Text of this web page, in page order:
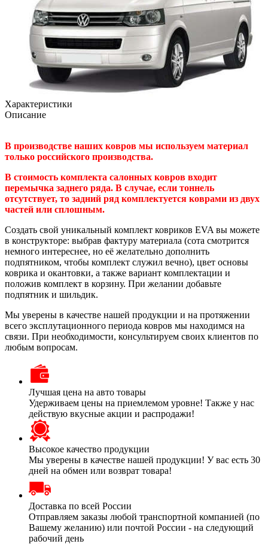
Характеристики
Описание
В производстве наших ковров мы используем материал
только российского производства.
В стоимость комплекта салонных ковров входит
перемычка заднего ряда. В случае, если тоннель
отсутствует, то задний ряд комплектуется коврами из двух
частей или сплошным.
Создать свой уникальный комплект ковриков EVA вы можете
в конструкторе: выбрав фактуру материала (сота смотрится
немного интереснее, но её желательно дополнить
подпятником, чтобы комплект служил вечно), цвет основы
коврика и окантовки, а также вариант комплектации и
положив комплект в корзину. При желании добавьте
подпятник и шильдик.
Мы уверены в качестве нашей продукции и на протяжении
всего эксплутационного периода ковров мы находимся на
связи. При необходимости, консультируем своих клиентов по
любым вопросам.
Лучшая цена на авто товары
Удерживаем цены на приемлемом уровне! Также у нас
действую вкусные акции и распродажи!
Высокое качество продукции
Мы уверены в качестве нашей продукции! У вас есть 30
дней на обмен или возврат товара!
Доставка по всей России
Отправляем заказы любой транспортной компанией (по
Вашему желанию) или почтой России - на следующий
рабочий день